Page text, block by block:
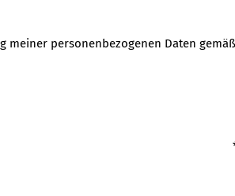
meiner personenbezogenen Daten